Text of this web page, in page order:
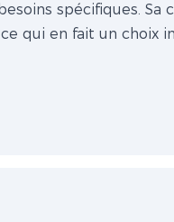
spécifiques.
qui en fait un choix